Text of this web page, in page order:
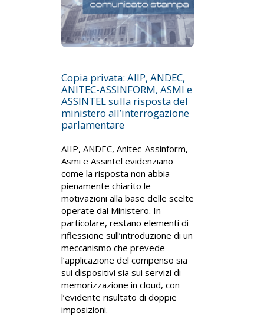
Copia privata: AIIP, ANDEC,
ANITEC-ASSINFORM, ASMI e
ASSINTEL sulla risposta del
ministero all’interrogazione
parlamentare
AIIP, ANDEC, Anitec-Assinform,
Asmi e Assintel evidenziano
come la risposta non abbia
pienamente chiarito le
motivazioni alla base delle scelte
operate dal Ministero. In
particolare, restano elementi di
riflessione sull’introduzione di un
meccanismo che prevede
l’applicazione del compenso sia
sui dispositivi sia sui servizi di
memorizzazione in cloud, con
l’evidente risultato di doppie
imposizioni.